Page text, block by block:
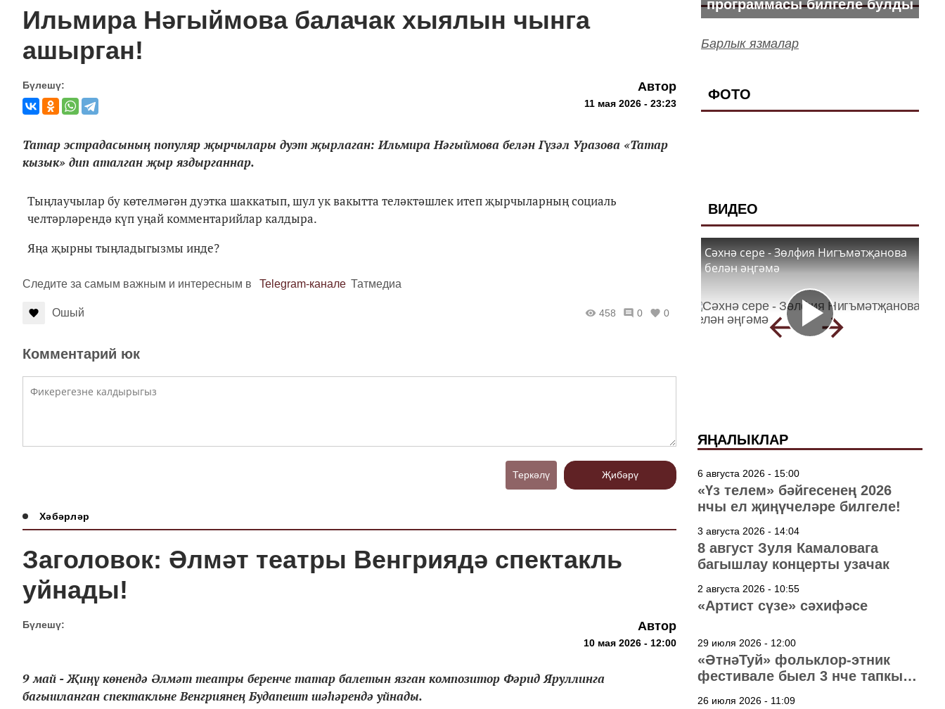
Ильмира Нәгыймова балачак хыялын чынга
ашырган!
Бүлешү: Автор
11 мая 2026 - 23:23
Татар эстрадасының популяр җырчылары дуэт җырлаган: Ильмира Нәгыймова белән Гүзәл Уразова «Татар
кызык» дип аталган җыр яздырганнар.
Тыңлаучылар бу көтелмәгән дуэтка шаккатып, шул ук вакытта теләктәшлек итеп җырчыларның социаль
челтәрләрендә күп уңай комментарийлар калдыра.
Яңа җырны тыңладыгызмы инде?
Следите за самым важным и интересным в Telegram-канале Татмедиа
Ошый 458 0 0
Комментарий юк
Теркәлү Җибәрү
Хәбәрләр
Заголовок: Әлмәт театры Венгриядә спектакль
уйнады!
Бүлешү: Автор
10 мая 2026 - 12:00
9 май - Җиңү көнендә Әлмәт театры беренче татар балетын язган композитор Фәрид Яруллинга
багышланган спектакльне Венгриянең Будапешт шәһәрендә уйнады.
программасы билгеле булды
Барлык язмалар
ФОТО
ВИДЕО
Сәхнә сере - Зөлфия Нигъмәтҗанова
белән әңгәмә
ЯҢАЛЫКЛАР
6 августа 2026 - 15:00
«Үз телем» бәйгесенең 2026
нчы ел җиңүчеләре билгеле!
3 августа 2026 - 14:04
8 август Зуля Камаловага
багышлау концерты узачак
2 августа 2026 - 10:55
«Артист сүзе» сәхифәсе
29 июля 2026 - 12:00
«ӘтнәТуй» фольклор-этник
фестивале быел 3 нче тапкыр
26 июля 2026 - 11:09